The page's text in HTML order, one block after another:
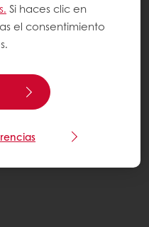
Si haces clic en
el consentimiento